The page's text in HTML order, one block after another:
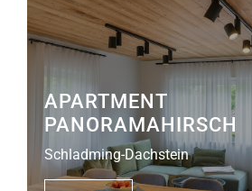
APARTMENT
PANORAMAHIRSCH
Schladming-Dachstein